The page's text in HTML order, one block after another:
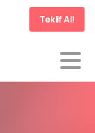
Teklif Al!